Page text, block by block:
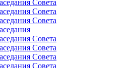
Совета
Совета
Совета
Совета
Совета
Совета
Совета